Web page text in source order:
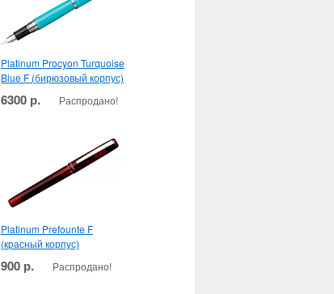
Platinum Procyon Turquoise
Blue F (бирюзовый корпус)
6300 р. Распродано!
Platinum Prefounte F
(красный корпус)
900 р. Распродано!